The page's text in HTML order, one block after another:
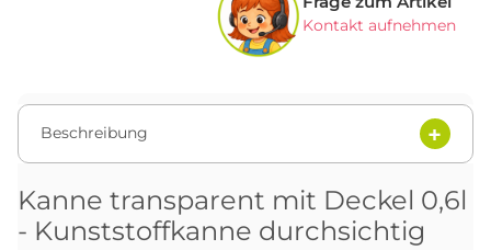
Kontakt aufnehmen
Beschreibung
Kanne transparent mit Deckel 0,6l
- Kunststoffkanne durchsichtig